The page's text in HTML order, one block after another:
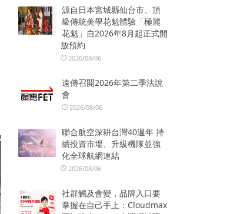
源自日本宮城縣仙台市、頂
級傳統美學花魁體驗「極麗
花魁」自2026年8月起正式開
放預約
2026/08/06
遠傳召開2026年第二季法說
會
2026/08/06
聯合航空深耕台灣40週年 持
續投資市場、升級機隊並強
化全球航網連結
2026/08/06
社群觸及會變，品牌入口要
掌握在自己手上：Cloudmax